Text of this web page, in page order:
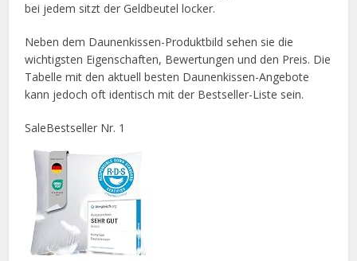
bei jedem sitzt der Geldbeutel locker.
Neben dem Daunenkissen-Produktbild sehen sie die
wichtigsten Eigenschaften, Bewertungen und den Preis. Die
Tabelle mit den aktuell besten Daunenkissen-Angebote
kann jedoch oft identisch mit der Bestseller-Liste sein.
SaleBestseller Nr. 1